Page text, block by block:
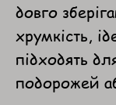
довго
хрумкість,
підходять
подорожей